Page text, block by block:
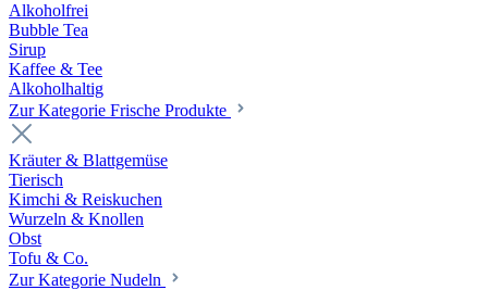
Alkoholfrei
Bubble Tea
Sirup
Kaffee & Tee
Alkoholhaltig
Zur Kategorie Frische Produkte
Kräuter & Blattgemüse
Tierisch
Kimchi & Reiskuchen
Wurzeln & Knollen
Obst
Tofu & Co.
Zur Kategorie Nudeln